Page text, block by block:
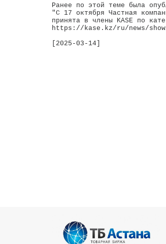
Ранее по этой теме была
"С 17 октября Частная
принята в члены KASE по
https://kase.kz/ru/news/
[2025-03-14]